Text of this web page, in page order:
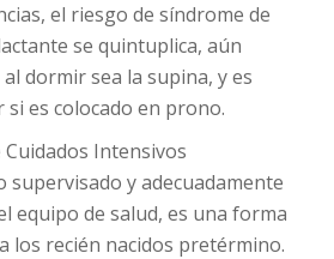
el riesgo de síndrome de
se quintuplica, aún
dormir sea la supina, y es
si es colocado en prono.
Cuidados Intensivos
supervisado y adecuadamente
equipo de salud, es una forma
los recién nacidos pretérmino.